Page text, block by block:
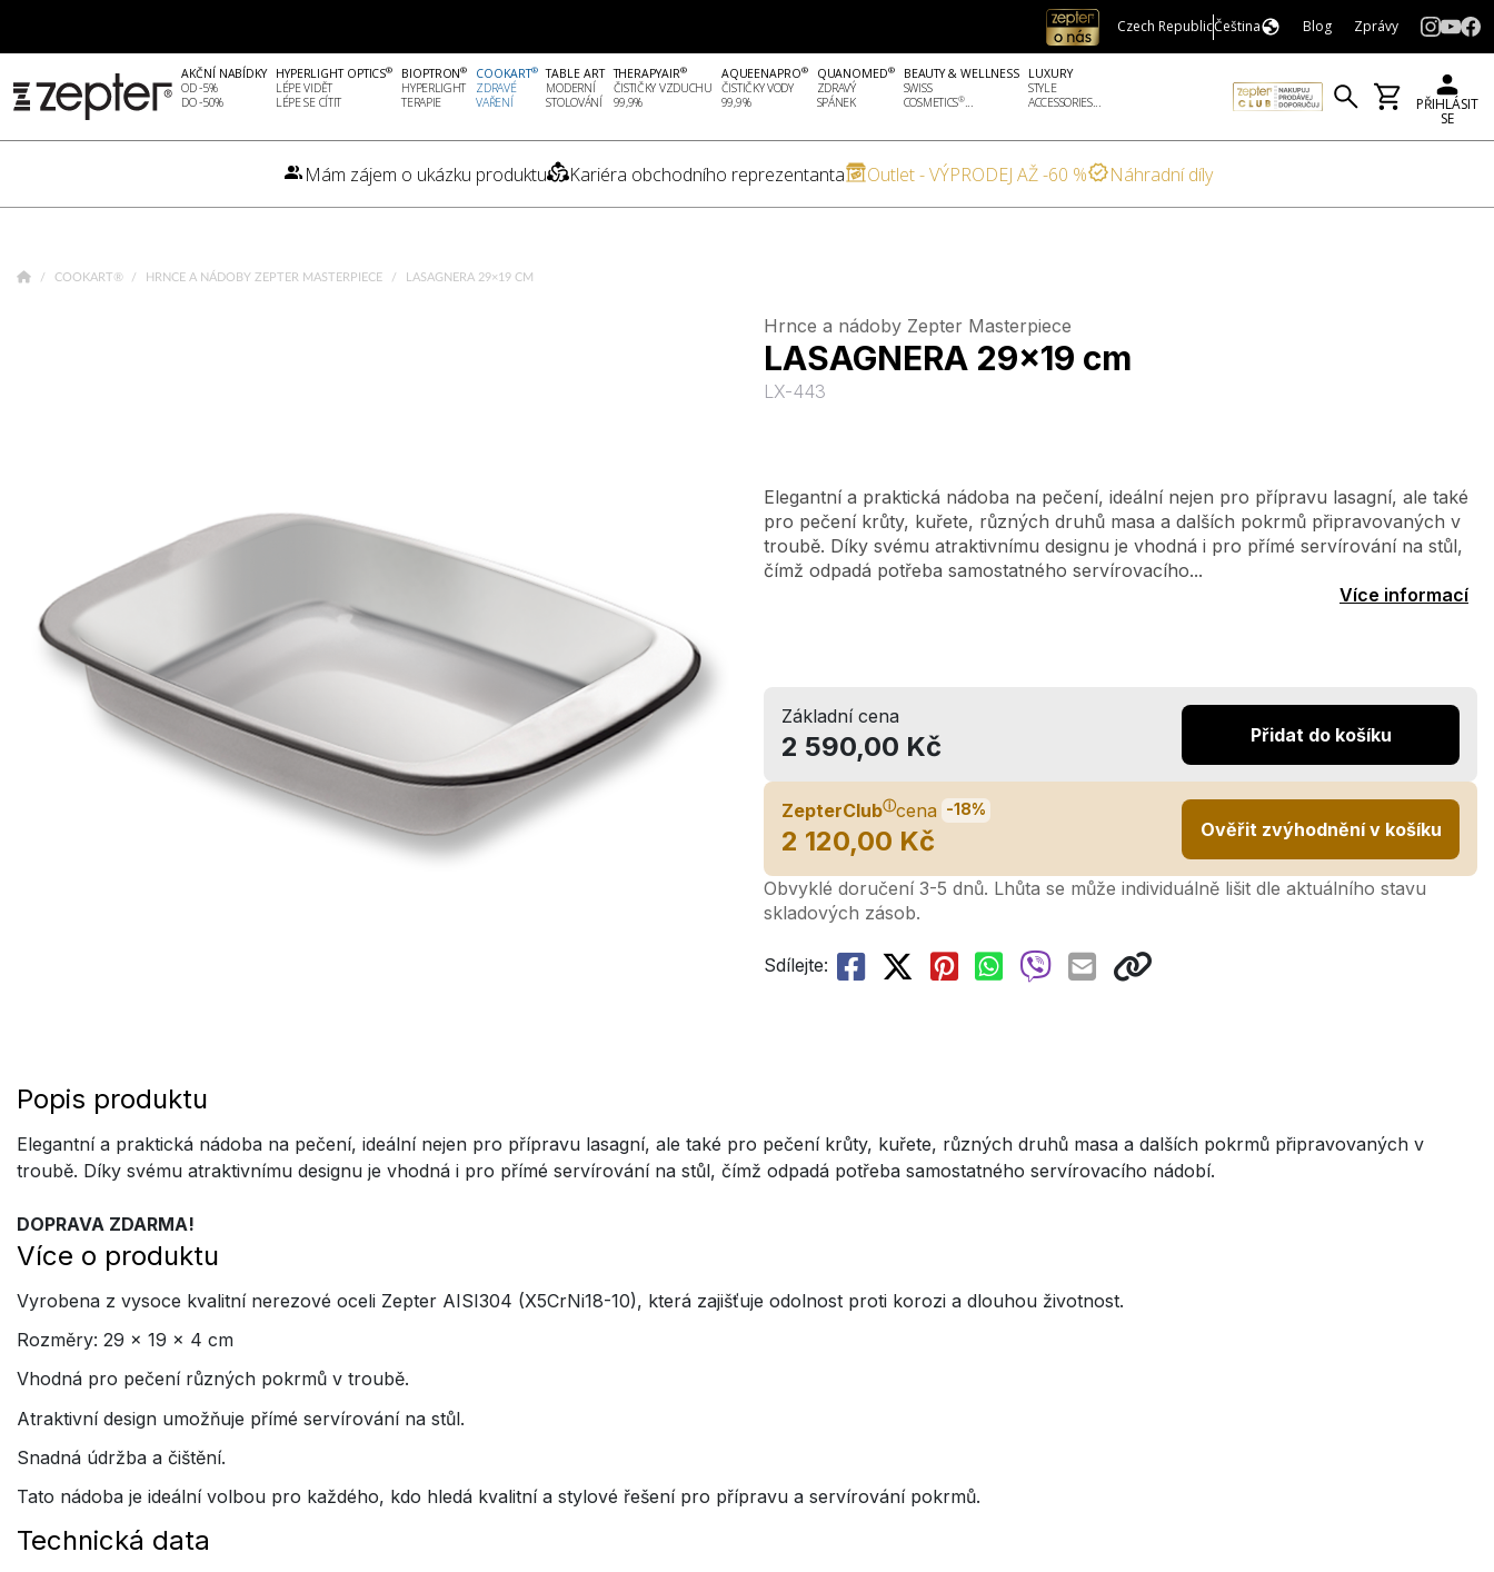
Czech RepublicČeština Blog Zprávy
AKČNÍ NABÍDKY
OD -5%
DO -50%
HYPERLIGHT OPTICS®
LÉPE VIDĚT
LÉPE SE CÍTIT
BIOPTRON®
HYPERLIGHT
TERAPIE
COOKART®
ZDRAVÉ
VAŘENÍ
TABLE ART
MODERNÍ
STOLOVÁNÍ
THERAPYAIR®
ČISTIČKY VZDUCHU
99,9%
AQUEENAPRO®
ČISTIČKY VODY
99,9%
QUANOMED®
ZDRAVÝ
SPÁNEK
BEAUTY & WELLNESS
SWISS
COSMETICS®...
LUXURY
STYLE
ACCESSORIES...
PŘIHLÁSIT
SE
Mám zájem o ukázku produktu Kariéra obchodního reprezentanta Outlet - VÝPRODEJ AŽ -60 % Náhradní díly
COOKART® HRNCE A NÁDOBY ZEPTER MASTERPIECE LASAGNERA 29×19 CM
Hrnce a nádoby Zepter Masterpiece
LASAGNERA 29×19 cm
LX-443
Elegantní a praktická nádoba na pečení, ideální nejen pro přípravu lasagní, ale také
pro pečení krůty, kuřete, různých druhů masa a dalších pokrmů připravovaných v
troubě. Díky svému atraktivnímu designu je vhodná i pro přímé servírování na stůl,
čímž odpadá potřeba samostatného servírovacího...
Více informací
Základní cena
2 590,00 Kč Přidat do košíku
ZepterClubⓘcena -18%
2 120,00 Kč Ověřit zvýhodnění v košíku
Obvyklé doručení 3-5 dnů. Lhůta se může individuálně lišit dle aktuálního stavu
skladových zásob.
Sdílejte:
Popis produktu
Elegantní a praktická nádoba na pečení, ideální nejen pro přípravu lasagní, ale také pro pečení krůty, kuřete, různých druhů masa a dalších pokrmů připravovaných v
troubě. Díky svému atraktivnímu designu je vhodná i pro přímé servírování na stůl, čímž odpadá potřeba samostatného servírovacího nádobí.
DOPRAVA ZDARMA!
Více o produktu
Vyrobena z vysoce kvalitní nerezové oceli Zepter AISI304 (X5CrNi18-10), která zajišťuje odolnost proti korozi a dlouhou životnost.
Rozměry: 29 × 19 × 4 cm
Vhodná pro pečení různých pokrmů v troubě.
Atraktivní design umožňuje přímé servírování na stůl.
Snadná údržba a čištění.
Tato nádoba je ideální volbou pro každého, kdo hledá kvalitní a stylové řešení pro přípravu a servírování pokrmů.
Technická data